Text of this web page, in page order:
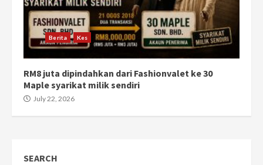
Berita Kes
RM8 juta dipindahkan dari Fashionvalet ke 30
Maple syarikat milik sendiri
July 22, 2026
SEARCH